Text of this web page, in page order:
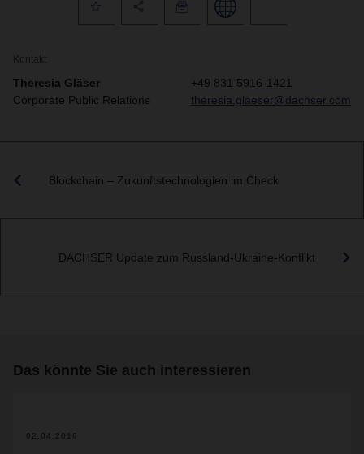
Kontakt
Theresia Gläser
Corporate Public Relations
+49 831 5916-1421
theresia.glaeser@dachser.com
Blockchain – Zukunftstechnologien im Check
DACHSER Update zum Russland-Ukraine-Konflikt
Das könnte Sie auch interessieren
02.04.2019